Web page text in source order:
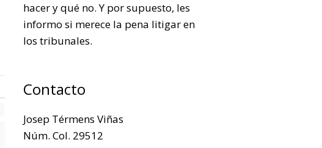
hacer y qué no. Y por supuesto, les
informo si merece la pena litigar en
los tribunales.
Contacto
Josep Térmens Viñas
Núm. Col. 29512